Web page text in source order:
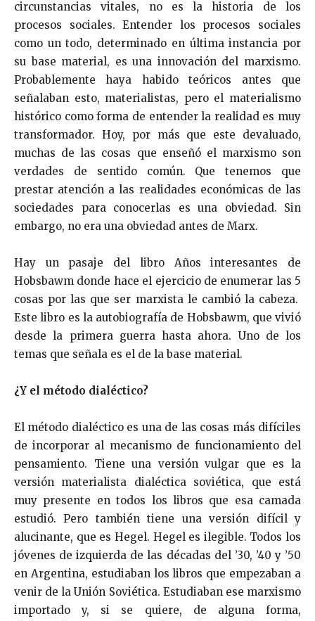
circunstancias vitales, no es la historia de los
procesos sociales. Entender los procesos sociales
como un todo, determinado en última instancia por
su base material, es una innovación del marxismo.
Probablemente haya habido teóricos antes que
señalaban esto, materialistas, pero el materialismo
histórico como forma de entender la realidad es muy
transformador. Hoy, por más que este devaluado,
muchas de las cosas que enseñó el marxismo son
verdades de sentido común. Que tenemos que
prestar atención a las realidades económicas de las
sociedades para conocerlas es una obviedad. Sin
embargo, no era una obviedad antes de Marx.
Hay un pasaje del libro Años interesantes de
Hobsbawm donde hace el ejercicio de enumerar las 5
cosas por las que ser marxista le cambió la cabeza.
Este libro es la autobiografía de Hobsbawm, que vivió
desde la primera guerra hasta ahora. Uno de los
temas que señala es el de la base material.
¿Y el método dialéctico?
El método dialéctico es una de las cosas más difíciles
de incorporar al mecanismo de funcionamiento del
pensamiento. Tiene una versión vulgar que es la
versión materialista dialéctica soviética, que está
muy presente en todos los libros que esa camada
estudió. Pero también tiene una versión difícil y
alucinante, que es Hegel. Hegel es ilegible. Todos los
jóvenes de izquierda de las décadas del ’30, ’40 y ’50
en Argentina, estudiaban los libros que empezaban a
venir de la Unión Soviética. Estudiaban ese marxismo
importado y, si se quiere, de alguna forma,